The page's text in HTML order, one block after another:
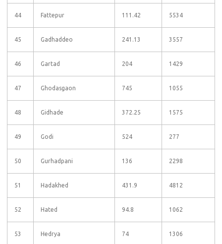
44 Fattepur 111.42 5534
45 Gadhaddeo 241.13 3557
46 Gartad 204 1429
47 Ghodasgaon 745 1055
48 Gidhade 372.25 1575
49 Godi 524 277
50 Gurhadpani 136 2298
51 Hadakhed 431.9 4812
52 Hated 94.8 1062
53 Hedrya 74 1306